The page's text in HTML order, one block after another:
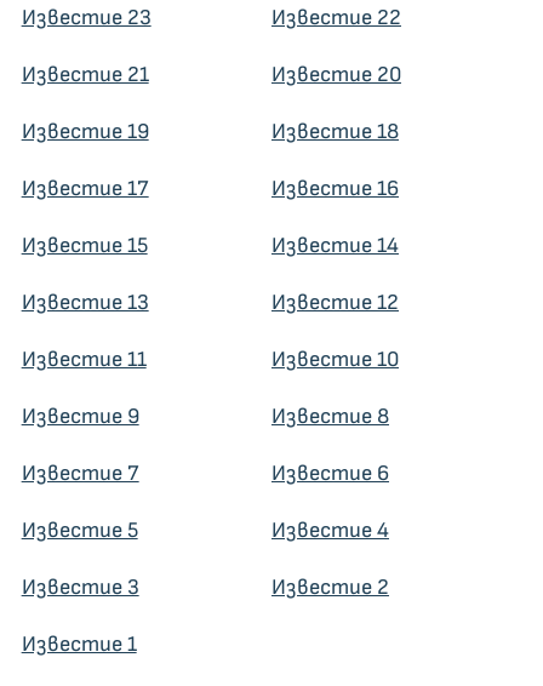
Известие 23 Известие 22
Известие 21 Известие 20
Известие 19 Известие 18
Известие 17 Известие 16
Известие 15 Известие 14
Известие 13 Известие 12
Известие 11 Известие 10
Известие 9 Известие 8
Известие 7 Известие 6
Известие 5 Известие 4
Известие 3 Известие 2
Известие 1